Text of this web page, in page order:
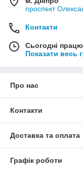
проспект
Контакти
Сьогодні
Показати весь
Про нас
Контакти
Доставка та оплата
Графік роботи